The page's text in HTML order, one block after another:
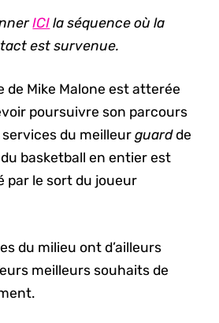
ICI la séquence où la
est survenue.
de Mike Malone est atterée
poursuivre son parcours
services du meilleurguardde
du basketball en entier est
par le sort du joueur
du milieu ont d’ailleurs
meilleurs souhaits de